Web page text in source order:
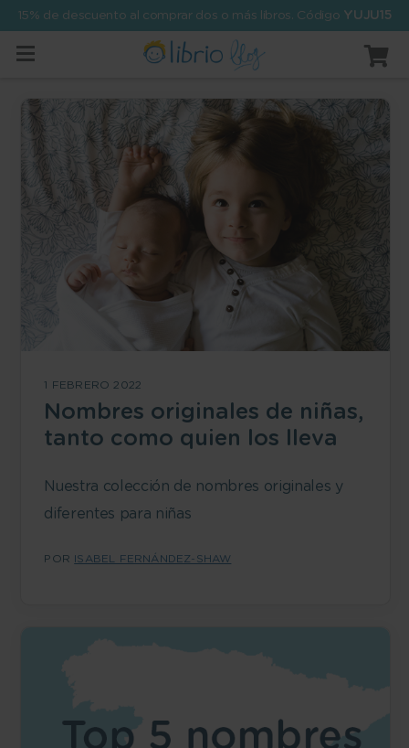
15% de descuento al comprar dos o más libros. Código YUJU15
1 FEBRERO 2022
Nombres originales de niñas,
tanto como quien los lleva
Nuestra colección de nombres originales y
diferentes para niñas
POR ISABEL FERNÁNDEZ-SHAW